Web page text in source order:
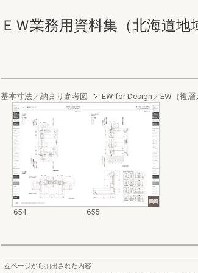
ＥＷ業務用資料集（北海道
基本寸法／納まり参考図 EW for Design／EW（複層
654 655
左ページから抽出された内容